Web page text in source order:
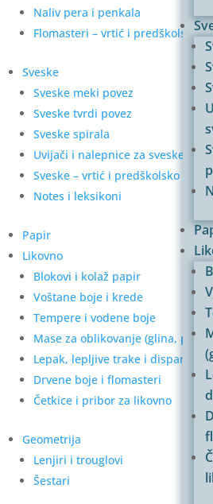
Naliv pera i penkala
Flomasteri – vrtić i predškolsko
Sveske
Sveske meki povez
Sveske tvrdi povez
Sveske spirala
Uvijači i nalepnice za sveske
Sveske – vrtić i predškolsko
Notes i leksikoni
Papir
Likovno
Blokovi i kolaž papir
Voštane boje i krede
Tempere i vodene boje
Mase za oblikovanje (glina,
Lepak, lepljive trake i dispanzeri
Drvene boje i flomasteri
Četkice i pribor za likovno
Geometrija
Lenjiri i trouglovi
Šestari